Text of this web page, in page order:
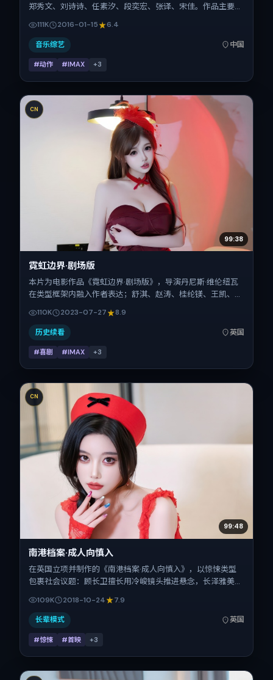
郑秀文、刘诗诗、任素汐、段奕宏、张译、宋佳。作品主要在
日期 2016-01-15，正片时长168分钟。
111K 2016-01-15 6.4
音乐综艺 中国
#动作 #IMAX +3
CN
99:38
霓虹边界·剧场版
本片为电影作品《霓虹边界·剧场版》，导演丹尼斯·维伦纽瓦
在类型框架内融入作者表达；舒淇、赵涛、桂纶镁、王凯、倪
背景为英国。上映时间 2023年7月27日（公映登记日 2023-
07-27），全片142分钟，节奏张弛有度。
110K 2023-07-27 8.9
历史续看 英国
#喜剧 #IMAX +3
CN
99:48
南港档案·成人向慎入
在英国立项并制作的《南港档案·成人向慎入》，以惊悚类型
包裹社会议题：顾长卫擅长用冷峻镜头推进悬念，长泽雅美、
沈腾、河正宇、杨幂、基里安·墨菲、王景春的对手戏为看点
之一。上映时间：2018-10-24；片长100分钟；适合关注现
实质感与类型片结构的观众。
109K 2018-10-24 7.9
长辈模式 英国
#惊悚 #首映 +3